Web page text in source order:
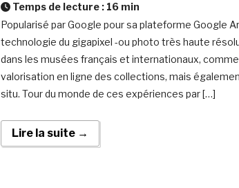
Temps de lecture : 16 min
Popularisé par Google pour sa plateforme Google
technologie du gigapixel -ou photo très haute
dans les musées français et internationaux,
valorisation en ligne des collections, mais
situ. Tour du monde de ces expériences par […]
Lire la suite →